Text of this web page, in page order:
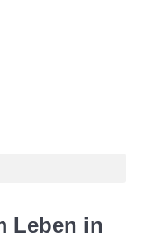
Leben in